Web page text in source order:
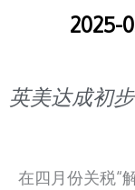
2025-
英美达成初
在四月份关税“